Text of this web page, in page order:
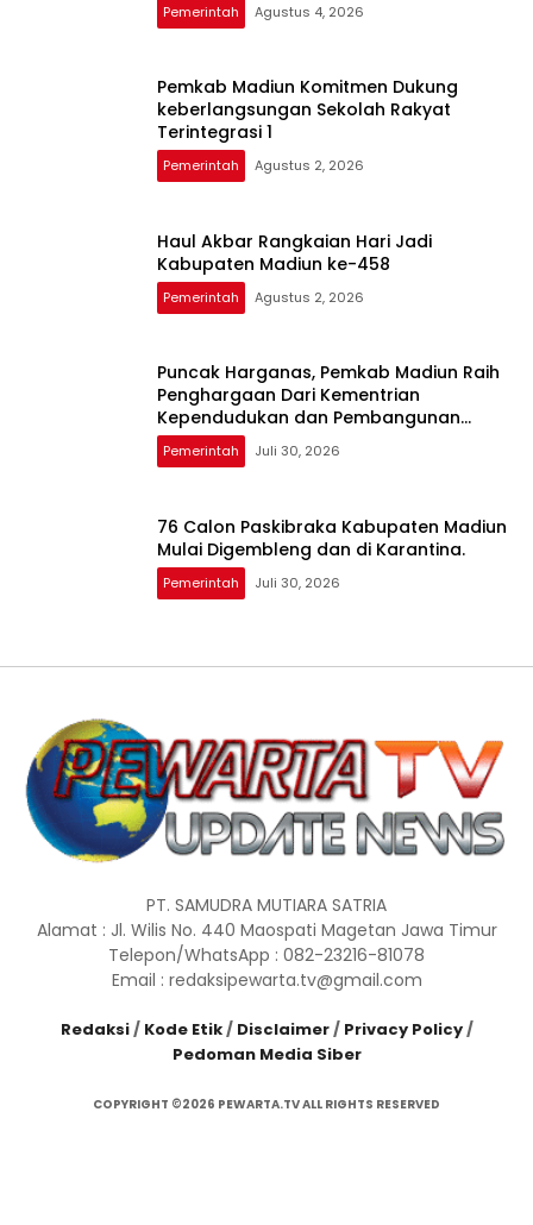
Pemerintah Agustus 4, 2026
Pemkab Madiun Komitmen Dukung
keberlangsungan Sekolah Rakyat
Terintegrasi 1
Pemerintah Agustus 2, 2026
Haul Akbar Rangkaian Hari Jadi
Kabupaten Madiun ke-458
Pemerintah Agustus 2, 2026
Puncak Harganas, Pemkab Madiun Raih
Penghargaan Dari Kementrian
Kependudukan dan Pembangunan
Keluarga
Pemerintah Juli 30, 2026
76 Calon Paskibraka Kabupaten Madiun
Mulai Digembleng dan di Karantina.
Pemerintah Juli 30, 2026
PT. SAMUDRA MUTIARA SATRIA
Alamat : Jl. Wilis No. 440 Maospati Magetan Jawa Timur
Telepon/WhatsApp : 082-23216-81078
Email : redaksipewarta.tv@gmail.com
Redaksi/ Kode Etik/ Disclaimer/ Privacy Policy/
Pedoman Media Siber
COPYRIGHT ©2026 PEWARTA.TV ALL RIGHTS RESERVED